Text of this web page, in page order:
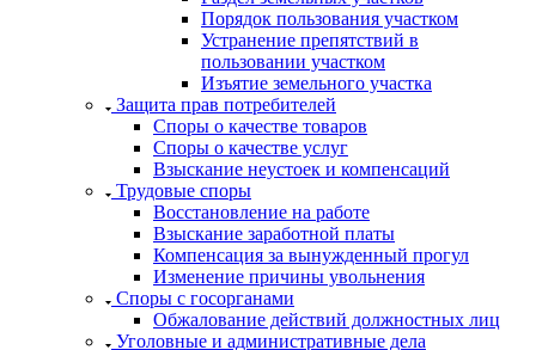
Порядок пользования участком
Устранение препятствий в
пользовании участком
Изъятие земельного участка
Защита прав потребителей
Споры о качестве товаров
Споры о качестве услуг
Взыскание неустоек и компенсаций
Трудовые споры
Восстановление на работе
Взыскание заработной платы
Компенсация за вынужденный прогул
Изменение причины увольнения
Споры с госорганами
Обжалование действий должностных лиц
Уголовные и административные дела